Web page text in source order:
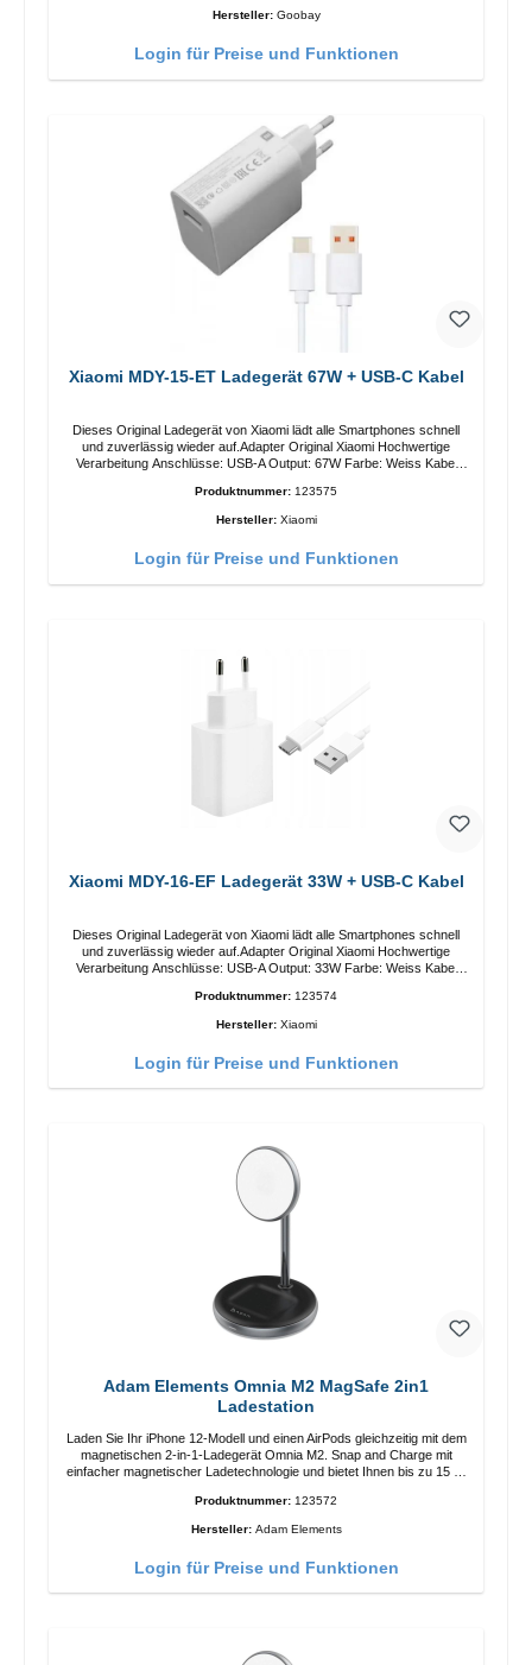
Hersteller: Goobay
Login für Preise und Funktionen
Xiaomi MDY-15-ET Ladegerät 67W + USB-C Kabel
Dieses Original Ladegerät von Xiaomi lädt alle Smartphones schnell
und zuverlässig wieder auf.Adapter Original Xiaomi Hochwertige
Verarbeitung Anschlüsse: USB-A Output: 67W Farbe: Weiss Kabel
Produktnummer: 123575
Hersteller: Xiaomi
Login für Preise und Funktionen
Xiaomi MDY-16-EF Ladegerät 33W + USB-C Kabel
Dieses Original Ladegerät von Xiaomi lädt alle Smartphones schnell
und zuverlässig wieder auf.Adapter Original Xiaomi Hochwertige
Verarbeitung Anschlüsse: USB-A Output: 33W Farbe: Weiss Kabel
Produktnummer: 123574
Hersteller: Xiaomi
Login für Preise und Funktionen
Adam Elements Omnia M2 MagSafe 2in1
Ladestation
Laden Sie Ihr iPhone 12-Modell und einen AirPods gleichzeitig mit dem
magnetischen 2-in-1-Ladegerät Omnia M2. Snap and Charge mit
einfacher magnetischer Ladetechnologie und bietet Ihnen bis zu 15 W
ermöglicht das Design mit einstellbarem Ladewinkel eine einfache
Anpassung der Ladeposition für das iPhone 12 für das beste Erlebnis.
Serie Laden Sie Ihr iPhone bequem vertikal oder horizontal auf Auf
Produktnummer: 123572
Hersteller: Adam Elements
Login für Preise und Funktionen